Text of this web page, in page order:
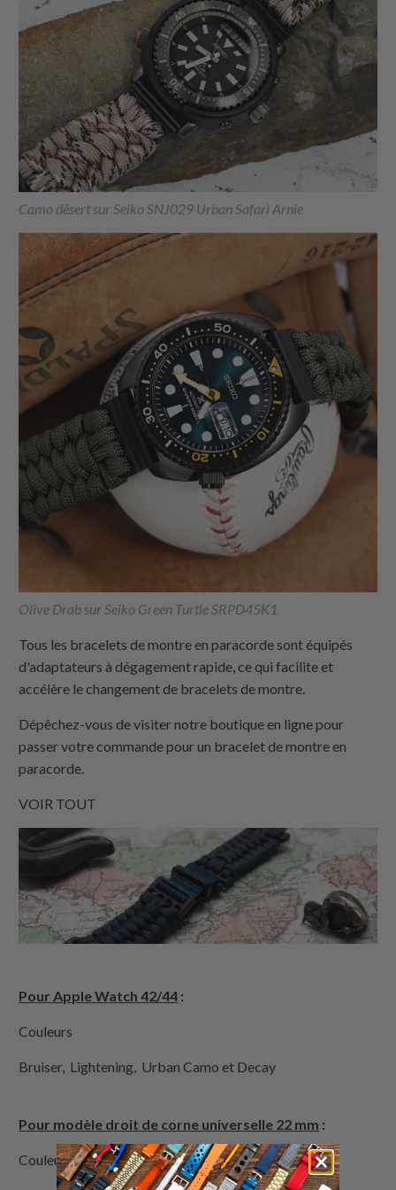
Camo désert sur Seiko SNJ029 Urban Safari Arnie
Olive Drab sur Seiko Green Turtle SRPD45K1
Tous les bracelets de montre en paracorde sont équipés
d'adaptateurs à dégagement rapide, ce qui facilite et
accélère le changement de bracelets de montre.
Dépêchez-vous de visiter notre boutique en ligne pour
passer votre commande pour un bracelet de montre en
paracorde.
VOIR TOUT
Pour Apple Watch 42/44 :
Couleurs
Bruiser, Lightening, Urban Camo et Decay
Pour modèle droit de corne universelle 22 mm :
Couleurs